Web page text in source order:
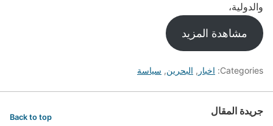
والدولية،
مشاهدة المزيد
Categories: اخبار , البحرين, سياسة
جريدة المقال Back to top